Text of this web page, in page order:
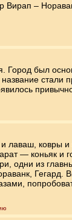
Вирап –
Город был
стали
лаваш, ковры и
— коньяк и
одни из
Гегард.